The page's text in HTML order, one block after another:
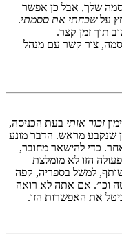
שלך, אבל כן אפשר
עלשכחתי את ססמתי.
תוך זמן קצר.
צור קשר עם מנהל
זכור אותי בעת הכניסה,
שנקבע מראש. הדבר מונע
כדי להישאר מחובר,
הזו לא מומלצת
למשל בספריה, קפה
וכו׳. אם אתה לא רואה
את האפשרות הזו.